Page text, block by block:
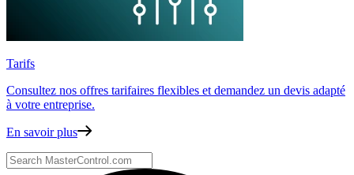
Tarifs
Consultez nos offres tarifaires flexibles et demandez un devis adapté
à votre entreprise.
En savoir plus